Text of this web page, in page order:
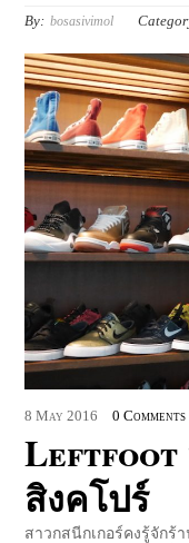
By: bosasivimol
8 May 2016 0 Comments
Leftfoot
สิงคโปร์
สาวกสนีกเกอร์คงรู้จัก